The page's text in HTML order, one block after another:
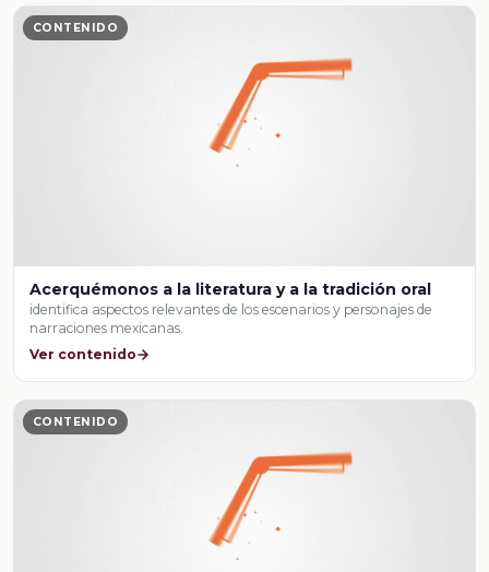
CONTENIDO
Acerquémonos a la literatura y a la tradición oral
identifica aspectos relevantes de los escenarios y personajes de
narraciones mexicanas.
Ver contenido
CONTENIDO